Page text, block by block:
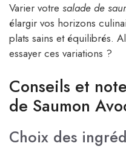
Varier votre salade de
élargir vos horizons
plats sains et équilibrés.
essayer ces variations ?
Conseils et
de Saumon
Choix des